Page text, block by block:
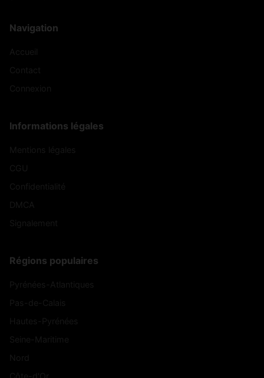
Navigation
Informations légales
Régions populaires